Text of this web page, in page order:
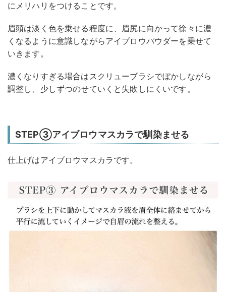
にメリハリをつけることです。
眉頭は淡く色を乗せる程度に、眉尻に向かって徐々に濃
くなるように意識しながらアイブロウパウダーを乗せて
いきます。
濃くなりすぎる場合はスクリューブラシでぼかしながら
調整し、少しずつのせていくと失敗しにくいです。
STEP③アイブロウマスカラで馴染ませる
仕上げはアイブロウマスカラです。